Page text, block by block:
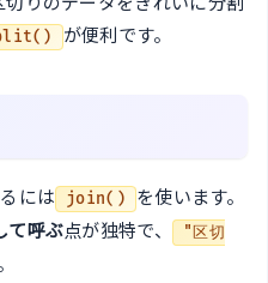
が便利です。
には join()
を使います。
て呼ぶ点が独特で、
"区切